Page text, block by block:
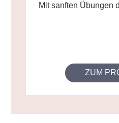
Mit sanften Übungen
ZUM